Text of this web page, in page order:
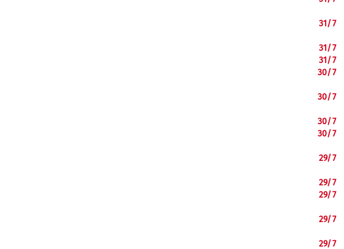
31/7
31/7
31/7
30/7
30/7
30/7
30/7
29/7
29/7
29/7
29/7
29/7